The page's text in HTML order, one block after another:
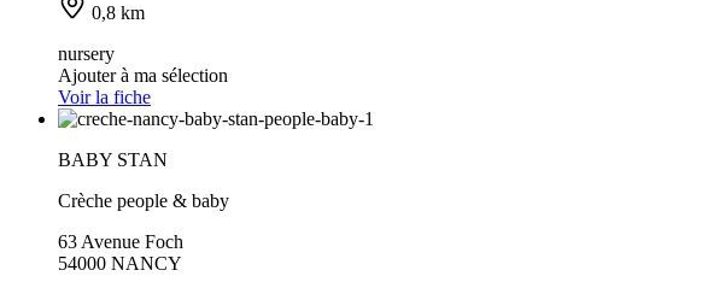
0,8 km
nursery
Ajouter à ma sélection
Voir la fiche
BABY STAN
Crèche people & baby
63 Avenue Foch
54000 NANCY